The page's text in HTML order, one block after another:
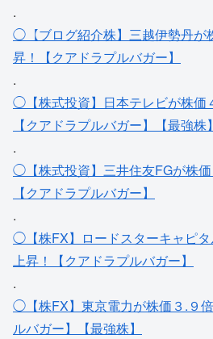
.
◯【ブログ紹介株】三越伊勢丹が
昇！【クアドラプルバガー】
.
◯【株式投資】日本テレビが株価
【クアドラプルバガー】【最強株】
.
◯【株式投資】三井住友FGが株価
【クアドラプルバガー】
.
◯【株FX】ロードスターキャピ
上昇！【クアドラプルバガー】
.
◯【株FX】東京電力が株価３.９
ルバガー】【最強株】